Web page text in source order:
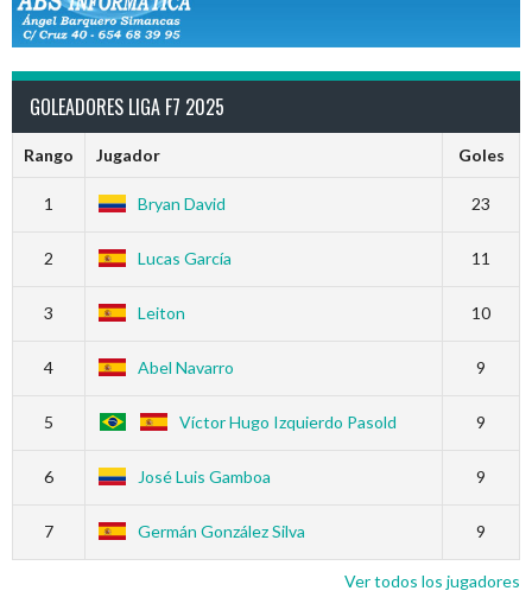
GOLEADORES LIGA F7 2025
Rango Jugador Goles
1 Bryan David 23
2 Lucas García 11
3 Leiton 10
4 Abel Navarro 9
5 Víctor Hugo Izquierdo Pasold 9
6 José Luis Gamboa 9
7 Germán González Silva 9
Ver todos los jugadores